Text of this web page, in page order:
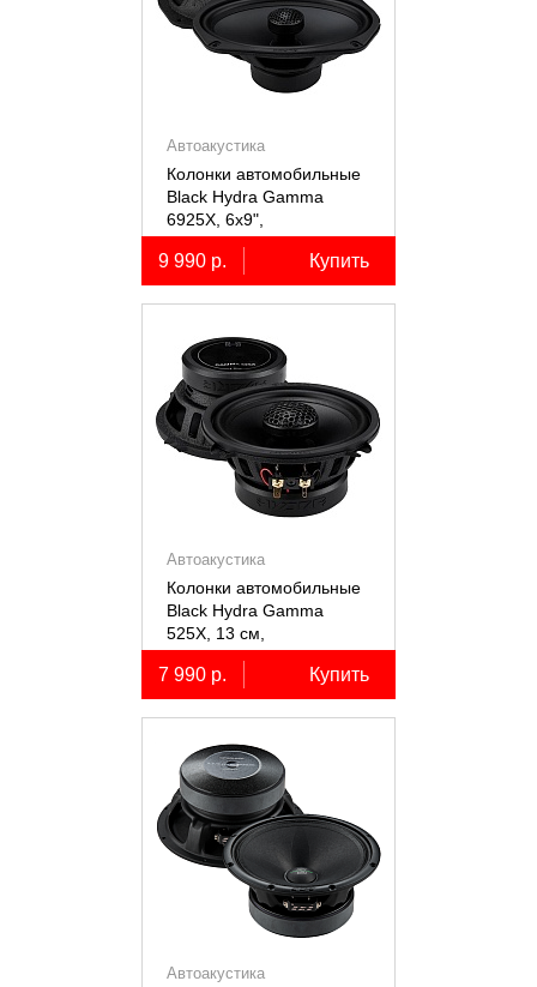
Автоакустика
Колонки автомобильные
Black Hydra Gamma
6925X, 6х9",
коаксиальные
двухполосные, 2 шт.
9 990 р. Купить
Автоакустика
Колонки автомобильные
Black Hydra Gamma
525X, 13 см,
коаксиальные
двухполосные, 2 шт.
7 990 р. Купить
Автоакустика